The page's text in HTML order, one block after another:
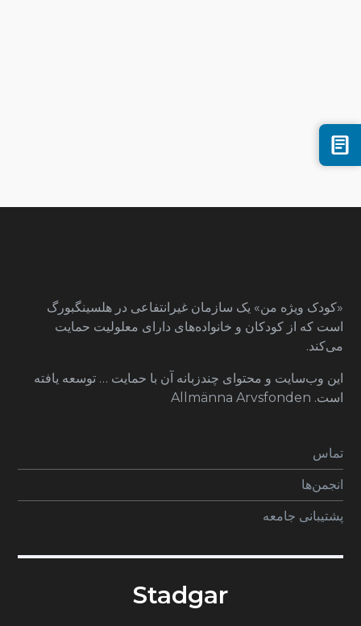
«کودک ویژه من» یک سازمان غیرانتفاعی در هلسینگبورگ
است که از کودکان و خانواده‌های دارای معلولیت حمایت
می‌کند.
این وب‌سایت و محتوای چندزبانه آن با حمایت … توسعه یافته
است. Allmänna Arvsfonden
تماس
انجمن‌ها
پشتیبانی جامعه
Stadgar